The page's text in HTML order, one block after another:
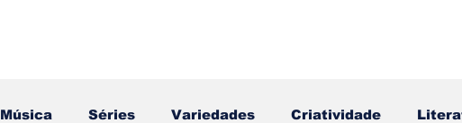
Música Séries Variedades Criatividade